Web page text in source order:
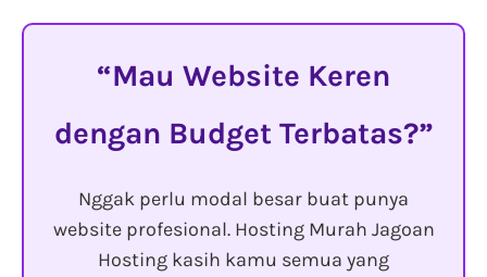
Mau Website Keren
dengan Budget Terbatas?
Nggak perlu modal besar buat punya
website profesional. Hosting Murah Jagoan
Hosting kasih kamu semua yang